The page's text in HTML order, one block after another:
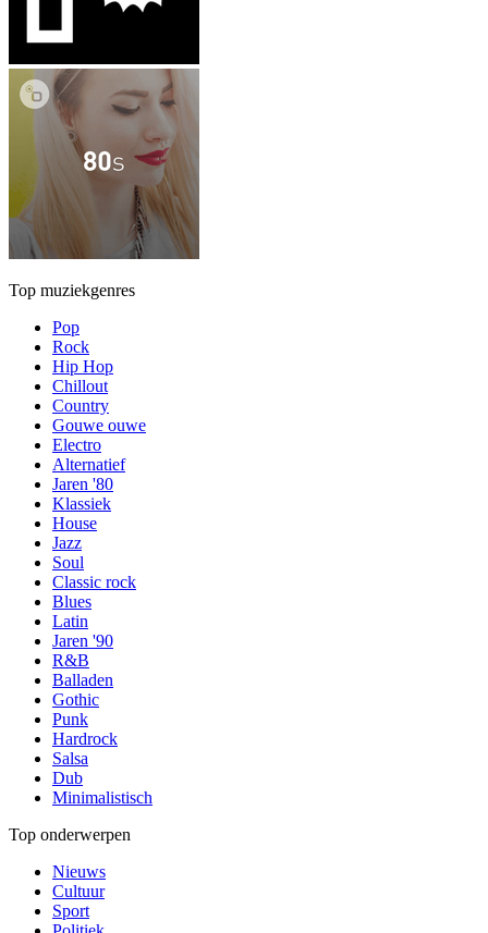
Top muziekgenres
Pop
Rock
Hip Hop
Chillout
Country
Gouwe ouwe
Electro
Alternatief
Jaren '80
Klassiek
House
Jazz
Soul
Classic rock
Blues
Latin
Jaren '90
R&B
Balladen
Gothic
Punk
Hardrock
Salsa
Dub
Minimalistisch
Top onderwerpen
Nieuws
Cultuur
Sport